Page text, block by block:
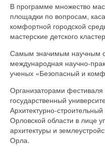
В программе множество
площадки по вопросам,
комфортной городской
мастерские детского
Самым значимым научным
международная научно-
ученых «Безопасный и
Организаторами
государственный
Архитектурно-
Орловской области в лице
архитектуры и
Орла.